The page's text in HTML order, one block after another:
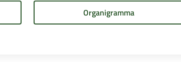
Organigramma